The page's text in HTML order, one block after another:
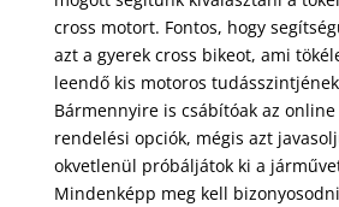
cross motort. Fontos, hogy
azt a gyerek cross bikeot, ami
leendő kis motoros
Bármennyire is csábítóak az
rendelési opciók, mégis azt
okvetlenül próbáljátok ki a
Mindenképp meg kell